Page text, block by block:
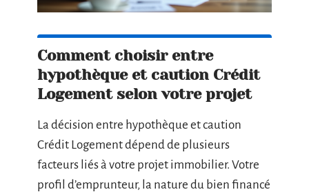
Comment choisir entre
hypothèque et caution Crédit
Logement selon votre projet
La décision entre hypothèque et caution
Crédit Logement dépend de plusieurs
facteurs liés à votre projet immobilier. Votre
profil d’emprunteur, la nature du bien financé